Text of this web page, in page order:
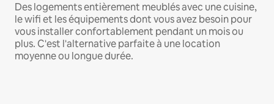
Des logements entièrement meublés avec une cuisine,
le wifi et les équipements dont vous avez besoin pour
vous installer confortablement pendant un mois ou
plus. C'est l'alternative parfaite à une location
moyenne ou longue durée.